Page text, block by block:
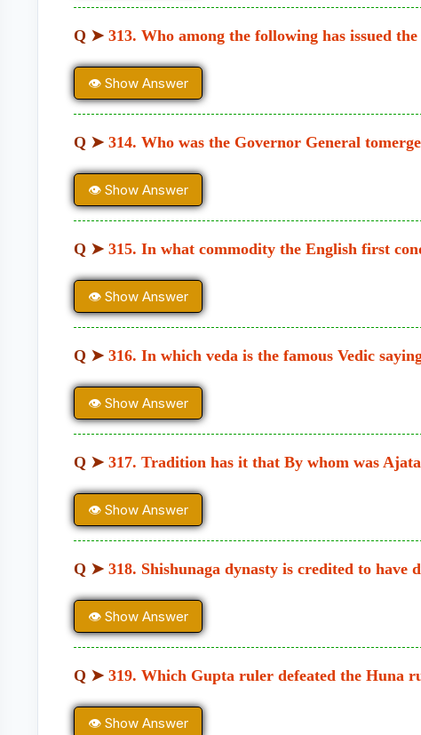
Q ➤ 313. Who among the following has issued
👁 Show Answer
Q ➤ 314. Who was the Governor General
👁 Show Answer
Q ➤ 315. In what commodity the English first
👁 Show Answer
Q ➤ 316. In which veda is the famous Vedic
👁 Show Answer
Q ➤ 317. Tradition has it that By whom was
👁 Show Answer
Q ➤ 318. Shishunaga dynasty is credited to have
👁 Show Answer
Q ➤ 319. Which Gupta ruler defeated the Huna
👁 Show Answer